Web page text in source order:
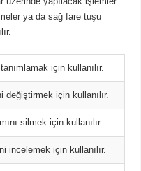
ya da sağ fare tuşu
için kullanılır.
değiştirmek için kullanılır.
silmek için kullanılır.
incelemek için kullanılır.